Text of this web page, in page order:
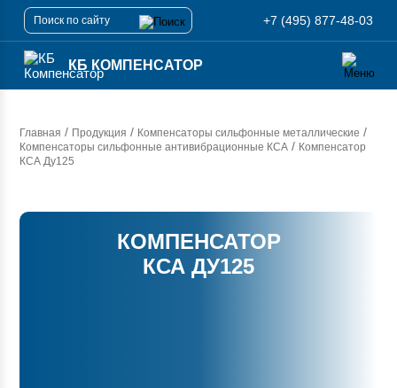
+7 (495) 877-48-03
КБ КОМПЕНСАТОР
Главная / Продукция / Компенсаторы сильфонные металлические /
Компенсаторы сильфонные антивибрационные КСА / Компенсатор
КСА Ду125
КОМПЕНСАТОР
КСА ДУ125